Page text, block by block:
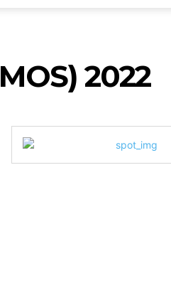
2022